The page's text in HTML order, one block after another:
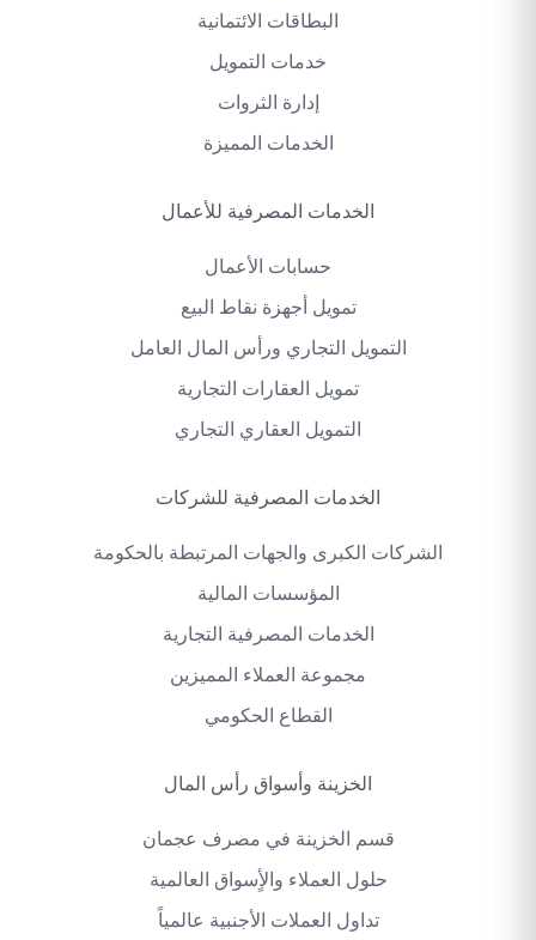
البطاقات الائتمانية
خدمات التمويل
إدارة الثروات
الخدمات المميزة
الخدمات المصرفية للأعمال
حسابات الأعمال
تمويل أجهزة نقاط البيع
التمويل التجاري ورأس المال العامل
تمويل العقارات التجارية
التمويل العقاري التجاري
الخدمات المصرفية للشركات
الشركات الكبرى والجهات المرتبطة بالحكومة
المؤسسات المالية
الخدمات المصرفية التجارية
مجموعة العملاء المميزين
القطاع الحكومي
الخزينة وأسواق رأس المال
قسم الخزينة في مصرف عجمان
حلول العملاء والأٍسواق العالمية
تداول العملات الأجنبية عالمياً